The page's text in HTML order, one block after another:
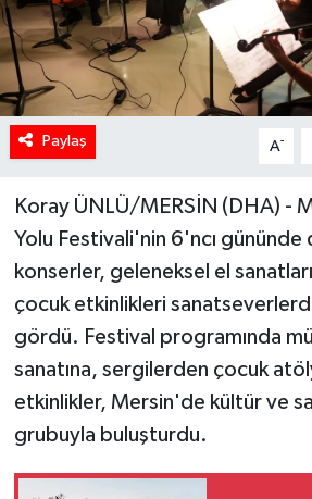
Paylaş A-
Koray ÜNLÜ/MERSİN (DHA) -
Yolu Festivali'nin 6'ncı gününde
konserler, geleneksel el
çocuk etkinlikleri
gördü. Festival programında
sanatına, sergilerden çocuk
etkinlikler, Mersin'de kültür ve
grubuyla buluşturdu.